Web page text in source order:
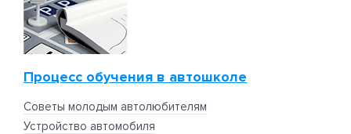
Процесс обучения в автошколе
Советы молодым автолюбителям
Устройство автомобиля